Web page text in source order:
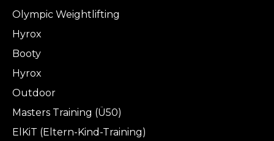
Olympic Weightlifting
Hyrox
Booty
Hyrox
Outdoor
Masters Training (Ü50)
ElKiT (Eltern-Kind-Training)